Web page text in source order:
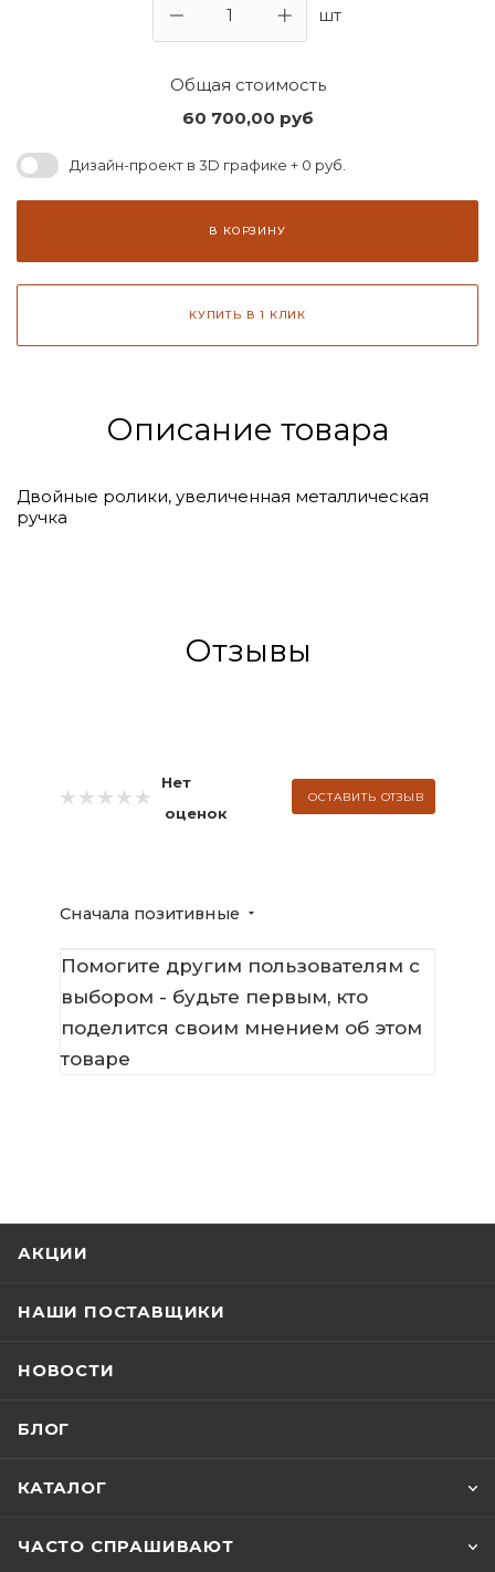
шт
Общая стоимость
60 700,00 руб
Дизайн-проект в 3D графике + 0 руб.
В КОРЗИНУ
КУПИТЬ В 1 КЛИК
Описание товара
Двойные ролики, увеличенная металлическая
ручка
Отзывы
Нет
оценок
ОСТАВИТЬ ОТЗЫВ
Сначала позитивные
Помогите другим пользователям с
выбором - будьте первым, кто
поделится своим мнением об этом
товаре
АКЦИИ
НАШИ ПОСТАВЩИКИ
НОВОСТИ
БЛОГ
КАТАЛОГ
ЧАСТО СПРАШИВАЮТ